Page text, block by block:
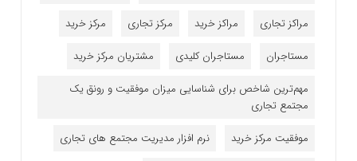
مراکز تجاری
مراکز خرید مرکز تجاری
مرکز خرید
مستاجران
مستاجران کلیدی
مشتریان مرکز خرید
مهم‌ترین شاخص برای شناسایی میزان موفقیت و رونق یک
مجتمع تجاری
موفقیت مرکز خرید
نرم افزار مدیریت مجتمع های تجاری